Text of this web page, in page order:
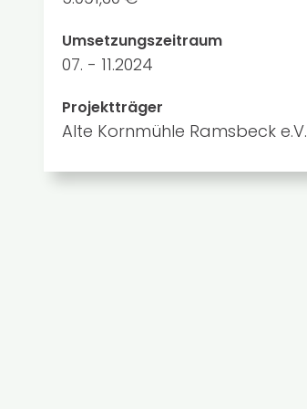
Umsetzungszeitraum
07. - 11.2024
Projektträger
Alte Kornmühle Ramsbeck e.V.